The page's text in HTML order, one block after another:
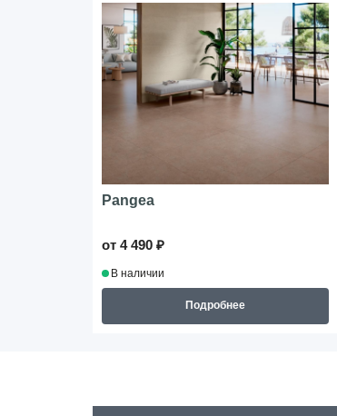
Pangea
от 4 490 ₽
В наличии
Подробнее